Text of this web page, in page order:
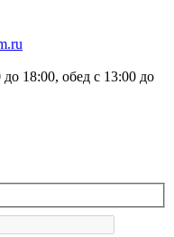
18:00, обед с 13:00 до